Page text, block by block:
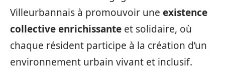
Villeurbannais à promouvoir une existence
collective enrichissante et solidaire, où
chaque résident participe à la création d’un
environnement urbain vivant et inclusif.